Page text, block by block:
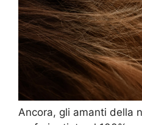
Ancora, gli amanti della